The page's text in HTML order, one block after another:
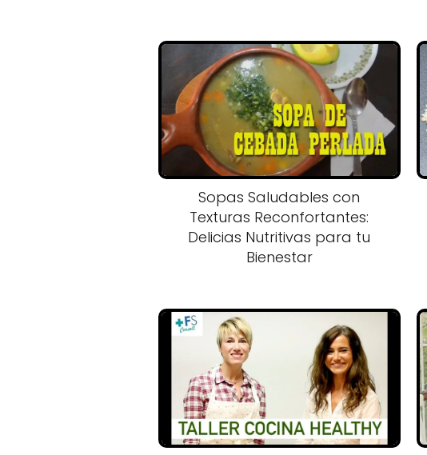
Sopas Saludables con
Texturas Reconfortantes:
Delicias Nutritivas para tu
Bienestar